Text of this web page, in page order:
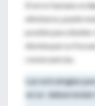
El error humano es
eliminarse, puede
posible para diseñar
disminuyan su
consecuencias.
Las estrategias
error deben incluir